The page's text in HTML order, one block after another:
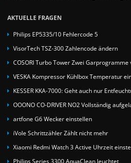
AKTUELLE FRAGEN
Philips EP5335/10 Fehlercode 5
VisorTech TSZ-300 Zahlencode ändern
COSORI Turbo Tower Zwei
VESKA Kompressor Kühlbox Temperatur
KESSER KKA-7000: Geht auch nur
OOONO CO-DRIVER NO2 Vollständig
artfone G6 Wecker einstellen
iVole Schrittzähler Zählt nicht mehr
Xiaomi Redmi Watch 3 Active Uhrzeit
Philips Series 3300 AquaClean leuchtet